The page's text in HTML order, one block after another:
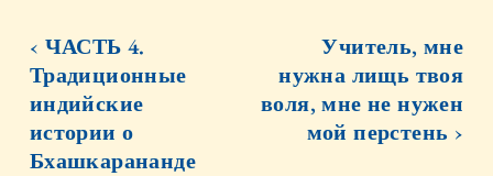
‹ ЧАСТЬ 4.
Традиционные
индийские
истории о
Бхашкарананде
Учитель, мне
нужна лищь твоя
воля, мне не нужен
мой перстень ›